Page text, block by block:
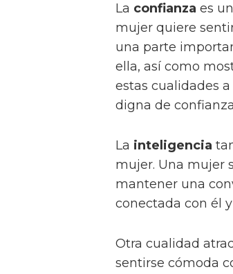
La confianza es
mujer quiere
una parte
ella, así como
estas cualidades
digna de
La inteligencia
mujer. Una mujer
mantener una
conectada con él
Otra cualidad
sentirse cómoda